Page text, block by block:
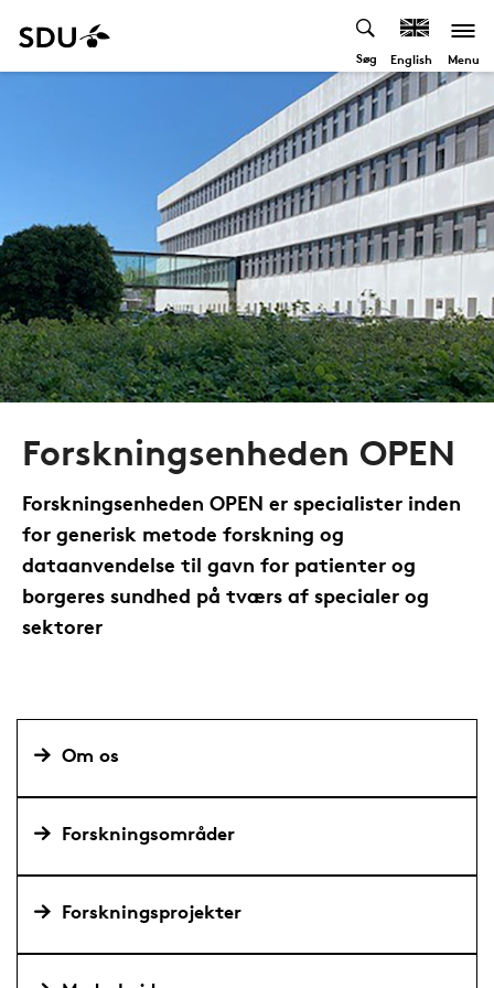
Søg English Menu
Forskningsenheden OPEN
Forskningsenheden OPEN er specialister inden
for generisk metode forskning og
dataanvendelse til gavn for patienter og
borgeres sundhed på tværs af specialer og
sektorer
Om os
Forskningsområder
Forskningsprojekter